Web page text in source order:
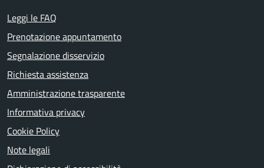
Leggi le FAQ
Prenotazione appuntamento
Segnalazione disservizio
Richiesta assistenza
Amministrazione trasparente
Informativa privacy
Cookie Policy
Note legali